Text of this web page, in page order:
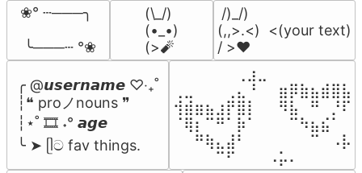
❀° ┄───╮
╰───┄ °❀
(\_/)
(•_•)
(>🧨
/)_/)
(,,>.<)  <(your text)
/ >❤️
╭ @𝙪𝙨𝙚𝙧𝙣𝙖𝙢𝙚 ♡‧₊˚
┆❝ proノnouns ❞
┆⋆˚ 🎞️ ˖° 𝙖𝙜𝙚
╰ ➤ ᥫට fav things.
⠀⠀⠀⠀⠀⠀⢀⣰⣀⠀⠀⠀⠀⠀⠀⠀⠀
⢀⣀⠀⠀⠀⢀⣄⠘⠀⠀⣶⡿⣷⣦⣾⣿⣧
⢺⣾⣶⣦⣰⡟⣿⡇⠀⠀⠻⣧⠀⠛⠀⡘⠏
⠈⢿⡆⠉⠛⠁⡷⠁⠀⠀⠀⠉⠳⣦⣮⠁⠀
⠀⠀⠛⢷⣄⣼⠃⠀⠀⠀⠀⠀⠀⠉⠀⠠⡧
⠀⠀⠀⠀⠉⠋⠀⠀⠀⠠⡥⠄⠀⠀⠀⠀⠀